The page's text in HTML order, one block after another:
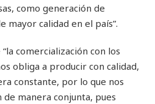
como generación de
mayor calidad en el país”.
comercialización con los
obliga a producir con calidad,
constante, por lo que nos
manera conjunta, pues